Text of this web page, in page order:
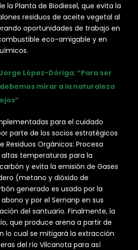
la Planta de Biodiesel, que evita la
residuos de aceite vegetal al
oportunidades de trabajo en
eco-amigable y en
López-Dóriga: “Para ser
mirar a la naturaleza
para el cuidado
parte de los socios estratégicos
Residuos Orgánicos: Procesa
temperaturas para la
y evita la emisión de Gases
(metano y dióxido de
generado es usado por la
y por el Sernanp en sus
del santuario. Finalmente, la
que produce arena a partir de
lo cual se mitigará la extracción
del río Vilcanota para así